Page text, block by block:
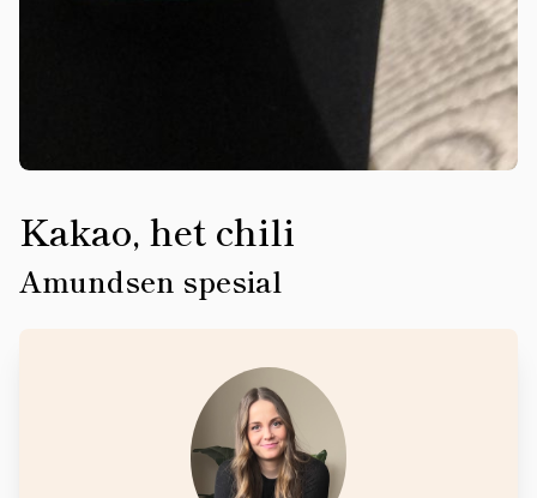
Kakao, het chili
Amundsen spesial